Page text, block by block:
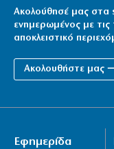
Ακολούθησέ μας στα
ενημερωμένος με τις
αποκλειστικό
Ακολουθήστε μας
Εφημερίδα